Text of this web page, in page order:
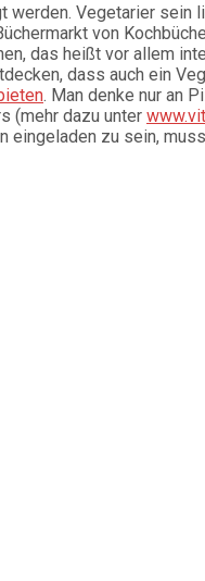
Vegetarier sein
von
das heißt vor allem
dass auch ein
. Man denke nur an
(mehr dazu unter
zu sein,